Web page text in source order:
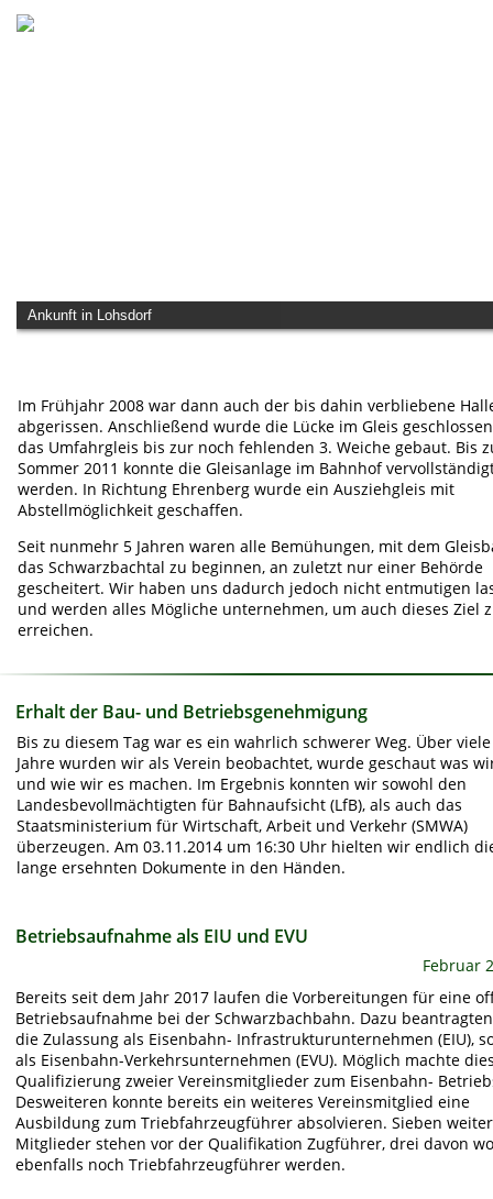
Im Frühjahr 2008 war dann auch der bis dahin verbliebene
abgerissen. Anschließend wurde die Lücke im Gleis
das Umfahrgleis bis zur noch fehlenden 3. Weiche gebaut. Bis
Sommer 2011 konnte die Gleisanlage im Bahnhof
werden. In Richtung Ehrenberg wurde ein Ausziehgleis mit
Abstellmöglichkeit geschaffen.
Seit nunmehr 5 Jahren waren alle Bemühungen, mit dem
das Schwarzbachtal zu beginnen, an zuletzt nur einer Behörde
gescheitert. Wir haben uns dadurch jedoch nicht entmutigen
und werden alles Mögliche unternehmen, um auch dieses Ziel
erreichen.
Erhalt der Bau- und Betriebsgenehmigung
Bis zu diesem Tag war es ein wahrlich schwerer Weg. Über
Jahre wurden wir als Verein beobachtet, wurde geschaut was
und wie wir es machen. Im Ergebnis konnten wir sowohl den
Landesbevollmächtigten für Bahnaufsicht (LfB), als auch das
Staatsministerium für Wirtschaft, Arbeit und Verkehr (SMWA)
überzeugen. Am 03.11.2014 um 16:30 Uhr hielten wir endlich
lange ersehnten Dokumente in den Händen.
Betriebsaufnahme als EIU und EVU
Februar
Bereits seit dem Jahr 2017 laufen die Vorbereitungen für eine
Betriebsaufnahme bei der Schwarzbachbahn. Dazu
die Zulassung als Eisenbahn- Infrastrukturunternehmen (EIU),
als Eisenbahn-Verkehrsunternehmen (EVU). Möglich machte
Qualifizierung zweier Vereinsmitglieder zum Eisenbahn-
Desweiteren konnte bereits ein weiteres Vereinsmitglied eine
Ausbildung zum Triebfahrzeugführer absolvieren. Sieben
Mitglieder stehen vor der Qualifikation Zugführer, drei davon
ebenfalls noch Triebfahrzeugführer werden.
Ankunft in Lohsdorf